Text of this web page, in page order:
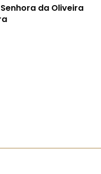
da Oliveira